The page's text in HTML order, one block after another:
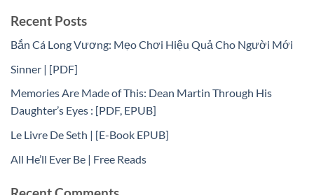
Recent Posts
Bắn Cá Long Vương: Mẹo Chơi Hiệu Quả Cho Người Mới
Sinner | [PDF]
Memories Are Made of This: Dean Martin Through His
Daughter’s Eyes : [PDF, EPUB]
Le Livre De Seth | [E-Book EPUB]
All He’ll Ever Be | Free Reads